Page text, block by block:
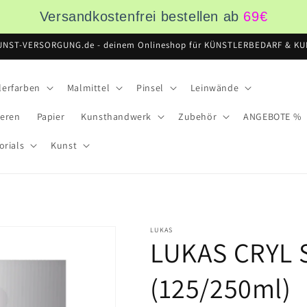
Versandkostenfrei bestellen ab 69€
VERSORGUNG.de - deinem Onlineshop für KÜNSTLERBEDARF &
Malmittel Pinsel Leinwände
Papier Kunsthandwerk Zubehör ANGEBOTE %
Kunst
LUKAS
LUKAS
(125/250ml)